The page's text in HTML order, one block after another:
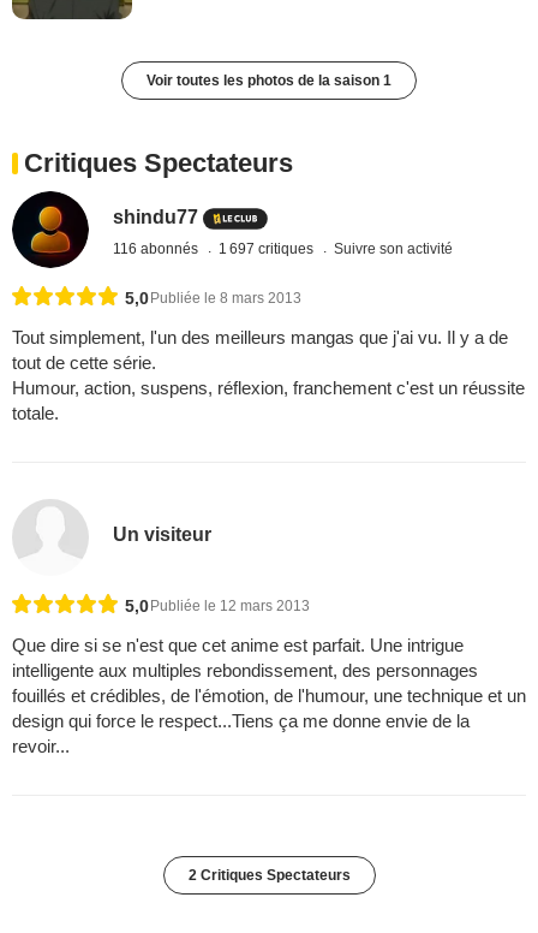
Voir toutes les photos de la saison 1
Critiques Spectateurs
shindu77
116 abonnés 1 697 critiques Suivre son activité
5,0Publiée le 8 mars 2013
Tout simplement, l'un des meilleurs mangas que j'ai vu. Il y a de
tout de cette série.
Humour, action, suspens, réflexion, franchement c'est un réussite
totale.
Un visiteur
5,0 Publiée le 12 mars 2013
Que dire si se n'est que cet anime est parfait. Une intrigue
intelligente aux multiples rebondissement, des personnages
fouillés et crédibles, de l'émotion, de l'humour, une technique et un
design qui force le respect...Tiens ça me donne envie de la
revoir...
2 Critiques Spectateurs